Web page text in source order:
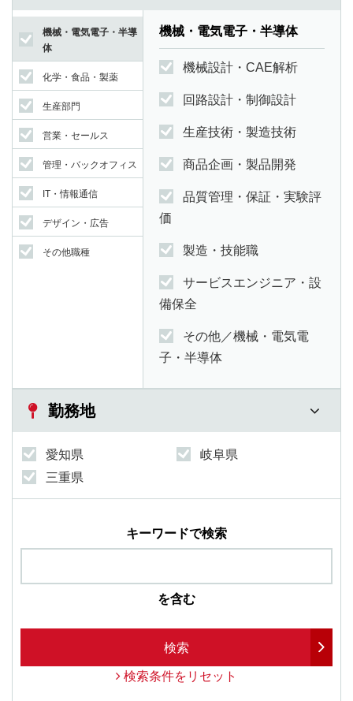
機械・電気電子・半導
体
化学・食品・製薬
生産部門
営業・セールス
管理・バックオフィス
IT・情報通信
デザイン・広告
その他職種
機械・電気電子・半導体
機械設計・CAE解析
回路設計・制御設計
生産技術・製造技術
商品企画・製品開発
品質管理・保証・実験評
価
製造・技能職
サービスエンジニア・設
備保全
その他／機械・電気電
子・半導体
勤務地
愛知県
岐阜県
三重県
キーワードで検索
を含む
検索
検索条件をリセット